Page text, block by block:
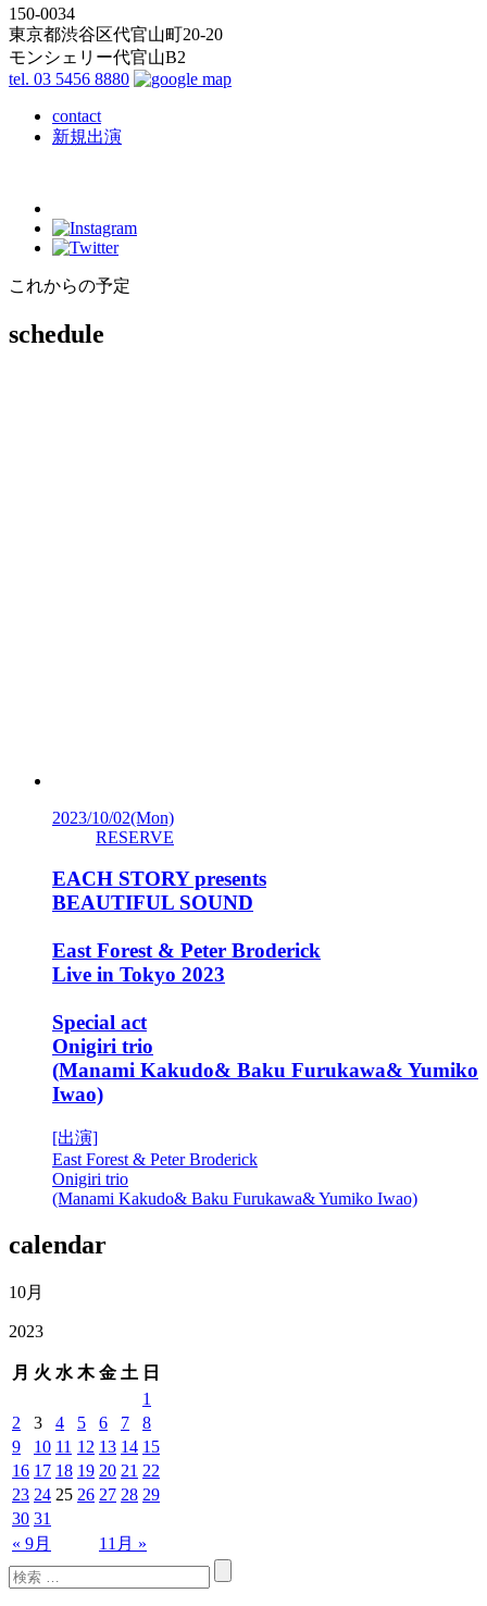
150-0034
東京都渋谷区代官山町20-20
モンシェリー代官山B2
tel. 03 5456 8880
contact
新規出演
これからの予定
schedule
2023/10/02(Mon)
RESERVE
EACH STORY presents
BEAUTIFUL SOUND
East Forest & Peter Broderick
Live in Tokyo 2023
Special act
Onigiri trio
(Manami Kakudo& Baku Furukawa& Yumiko
Iwao)
[出演]
East Forest & Peter Broderick
Onigiri trio
(Manami Kakudo& Baku Furukawa& Yumiko Iwao)
calendar
10月
2023
月 火 水 木 金 土 日
« 9月 11月 »
1
2
3 4 5 6 7
8
9
10 11 12 13 14 15
16 17 18 19 20 21 22
23 24 25 26 27 28 29
30 31